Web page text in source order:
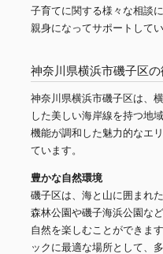
子育てに関する様々な相談
親身になってサポートしてい
神奈川県横浜市磯子区
神奈川県横浜市磯子区は、
した美しい海岸線を持つ地
機能が調和した魅力的なエ
ています。
豊かな自然環境
磯子区は、海と山に囲まれ
森林公園や磯子海浜公園な
自然を楽しむことができま
ックに最適な場所として、